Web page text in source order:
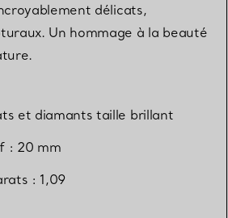
délicats,
Un hommage à la beauté
et diamants taille brillant
: 20 mm
: 1,09